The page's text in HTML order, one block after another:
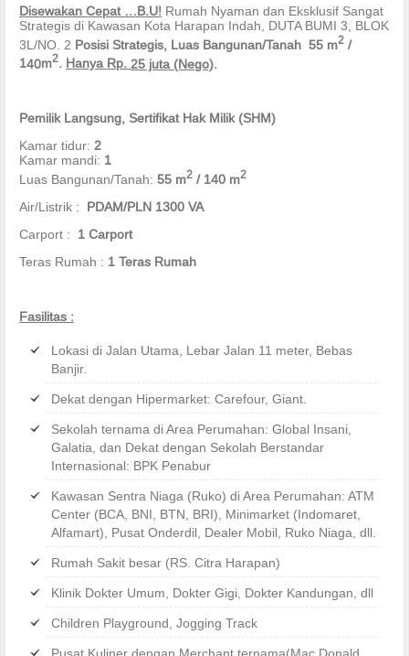
Disewakan Cepat …B.U! Rumah Nyaman dan Eksklusif Sangat
Strategis di Kawasan Kota Harapan Indah, DUTA BUMI 3, BLOK
3L/NO. 2 Posisi Strategis, Luas Bangunan/Tanah 55 m2 /
140m2. Hanya Rp. 25 juta (Nego).
Pemilik Langsung, Sertifikat Hak Milik (SHM)
Kamar tidur: 2
Kamar mandi: 1
Luas Bangunan/Tanah: 55 m2 / 140 m2
Air/Listrik : PDAM/PLN 1300 VA
Carport : 1 Carport
Teras Rumah : 1 Teras Rumah
Fasilitas :
Lokasi di Jalan Utama, Lebar Jalan 11 meter, Bebas
Banjir.
Dekat dengan Hipermarket: Carefour, Giant.
Sekolah ternama di Area Perumahan: Global Insani,
Galatia, dan Dekat dengan Sekolah Berstandar
Internasional: BPK Penabur
Kawasan Sentra Niaga (Ruko) di Area Perumahan: ATM
Center (BCA, BNI, BTN, BRI), Minimarket (Indomaret,
Alfamart), Pusat Onderdil, Dealer Mobil, Ruko Niaga, dll.
Rumah Sakit besar (RS. Citra Harapan)
Klinik Dokter Umum, Dokter Gigi, Dokter Kandungan, dll
Children Playground, Jogging Track